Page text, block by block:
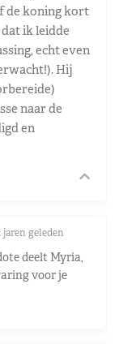
de koning kort
ik leidde
echt even
Hij
naar de
en
jaren geleden
deelt Myria,
voor je